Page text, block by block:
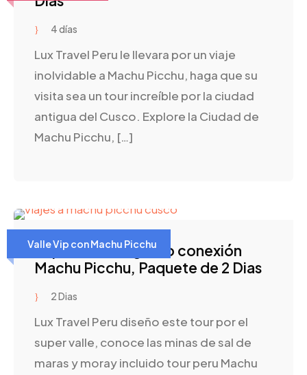
4 días
Lux Travel Peru le llevara por un viaje
inolvidable a Machu Picchu, haga que su
visita sea un tour increíble por la ciudad
antigua del Cusco. Explore la Ciudad de
Machu Picchu, […]
Valle Vip con Machu Picchu
Super Valle Sagrado conexión
Machu Picchu, Paquete de 2 Dias
2 Dias
Lux Travel Peru diseño este tour por el
super valle, conoce las minas de sal de
maras y moray incluido tour peru Machu